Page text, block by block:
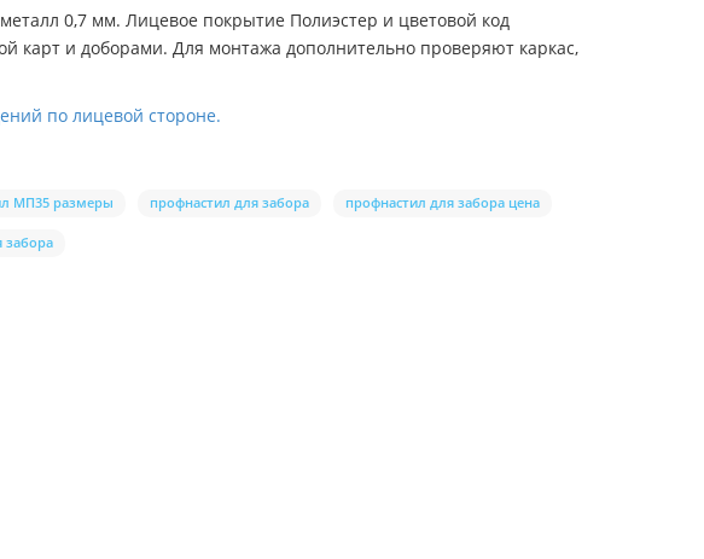
0,7 мм. Лицевое покрытие Полиэстер и цветовой код
карт и доборами. Для монтажа дополнительно проверяют каркас,
по лицевой стороне.
МП35 размеры профнастил для забора профнастил для забора цена
забора